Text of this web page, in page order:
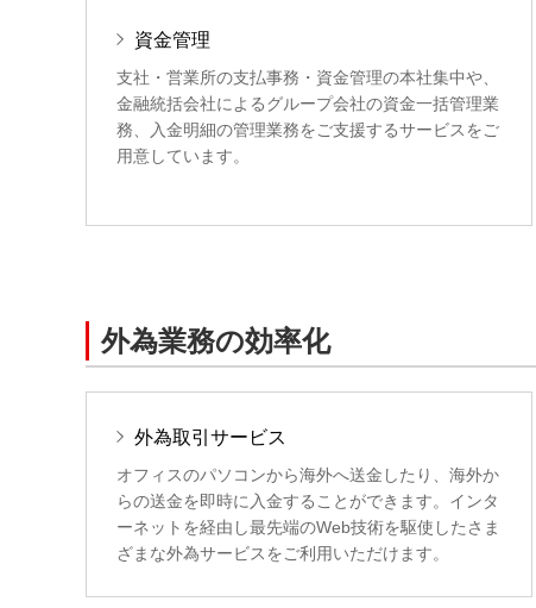
資金管理
支社・営業所の支払事務・資金管理の本社集中や、
金融統括会社によるグループ会社の資金一括管理業
務、入金明細の管理業務をご支援するサービスをご
用意しています。
外為業務の効率化
外為取引サービス
オフィスのパソコンから海外へ送金したり、海外か
らの送金を即時に入金することができます。インタ
ーネットを経由し最先端のWeb技術を駆使したさま
ざまな外為サービスをご利用いただけます。